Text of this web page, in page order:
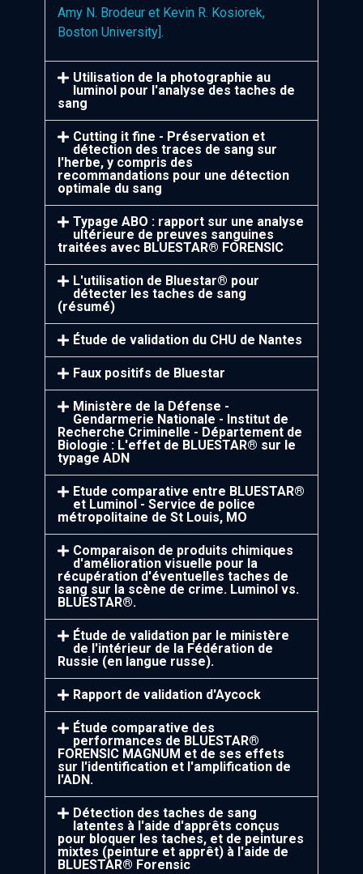
Amy N. Brodeur et Kevin R. Kosiorek,
Boston University].
Utilisation de la photographie au
luminol pour l'analyse des taches de
sang
Cutting it fine - Préservation et
détection des traces de sang sur
l'herbe, y compris des
recommandations pour une détection
optimale du sang
Typage ABO : rapport sur une analyse
ultérieure de preuves sanguines
traitées avec BLUESTAR® FORENSIC
L'utilisation de Bluestar® pour
détecter les taches de sang
(résumé)
Étude de validation du CHU de Nantes
Faux positifs de Bluestar
Ministère de la Défense -
Gendarmerie Nationale - Institut de
Recherche Criminelle - Département de
Biologie : L'effet de BLUESTAR® sur le
typage ADN
Etude comparative entre BLUESTAR®
et Luminol - Service de police
métropolitaine de St Louis, MO
Comparaison de produits chimiques
d'amélioration visuelle pour la
récupération d'éventuelles taches de
sang sur la scène de crime. Luminol vs.
BLUESTAR®.
Étude de validation par le ministère
de l'intérieur de la Fédération de
Russie (en langue russe).
Rapport de validation d'Aycock
Étude comparative des
performances de BLUESTAR®
FORENSIC MAGNUM et de ses effets
sur l'identification et l'amplification de
l'ADN.
Détection des taches de sang
latentes à l'aide d'apprêts conçus
pour bloquer les taches, et de peintures
mixtes (peinture et apprêt) à l'aide de
BLUESTAR® Forensic